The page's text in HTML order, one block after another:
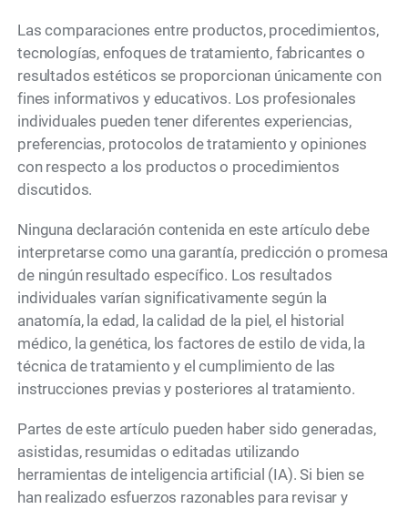
Las comparaciones entre productos, procedimientos,
tecnologías, enfoques de tratamiento, fabricantes o
resultados estéticos se proporcionan únicamente con
fines informativos y educativos. Los profesionales
individuales pueden tener diferentes experiencias,
preferencias, protocolos de tratamiento y opiniones
con respecto a los productos o procedimientos
discutidos.
Ninguna declaración contenida en este artículo debe
interpretarse como una garantía, predicción o promesa
de ningún resultado específico. Los resultados
individuales varían significativamente según la
anatomía, la edad, la calidad de la piel, el historial
médico, la genética, los factores de estilo de vida, la
técnica de tratamiento y el cumplimiento de las
instrucciones previas y posteriores al tratamiento.
Partes de este artículo pueden haber sido generadas,
asistidas, resumidas o editadas utilizando
herramientas de inteligencia artificial (IA). Si bien se
han realizado esfuerzos razonables para revisar y